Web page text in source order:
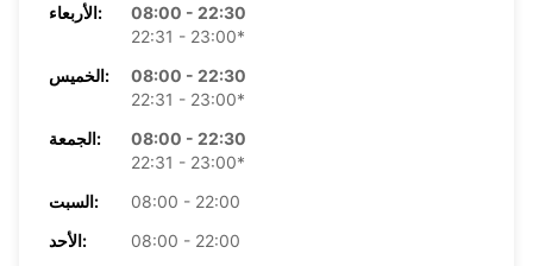
الأربعاء:
08:00 - 22:30
22:31 - 23:00*
الخميس:
08:00 - 22:30
22:31 - 23:00*
الجمعة:
08:00 - 22:30
22:31 - 23:00*
السبت:
08:00 - 22:00
الأحد:
08:00 - 22:00